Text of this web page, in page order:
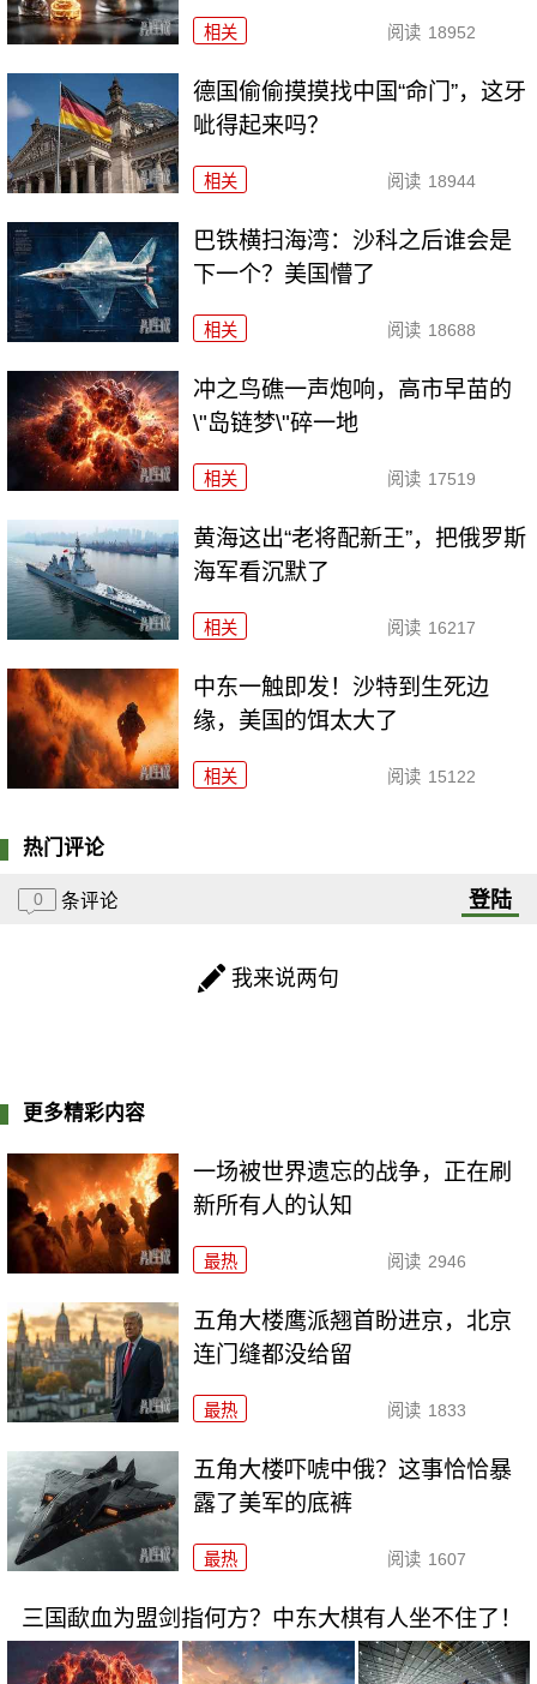
相关 阅读 18952
德国偷偷摸摸找中国“命门”，这牙
呲得起来吗？
相关 阅读 18944
巴铁横扫海湾：沙科之后谁会是
下一个？美国懵了
相关 阅读 18688
冲之鸟礁一声炮响，高市早苗的
\"岛链梦\"碎一地
相关 阅读 17519
黄海这出“老将配新王”，把俄罗斯
海军看沉默了
相关 阅读 16217
中东一触即发！沙特到生死边
缘，美国的饵太大了
相关 阅读 15122
热门评论
0 条评论 登陆
我来说两句
更多精彩内容
一场被世界遗忘的战争，正在刷
新所有人的认知
最热 阅读 2946
五角大楼鹰派翘首盼进京，北京
连门缝都没给留
最热 阅读 1833
五角大楼吓唬中俄？这事恰恰暴
露了美军的底裤
最热 阅读 1607
三国歃血为盟剑指何方？中东大棋有人坐不住了！